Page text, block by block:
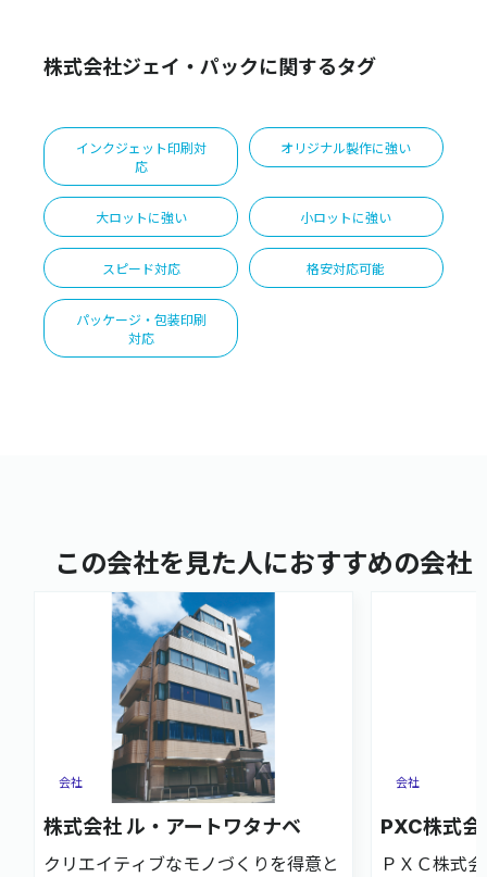
株式会社ジェイ・パックに関するタグ
インクジェット印刷対
応
オリジナル製作に強い
大ロットに強い 小ロットに強い
スピード対応 格安対応可能
パッケージ・包装印刷
対応
この会社を見た人におすすめの会社
株式会社 ル・アートワタナベ
クリエイティブなモノづくりを得意と
会社
PXC株式会
ＰＸＣ株式
会社